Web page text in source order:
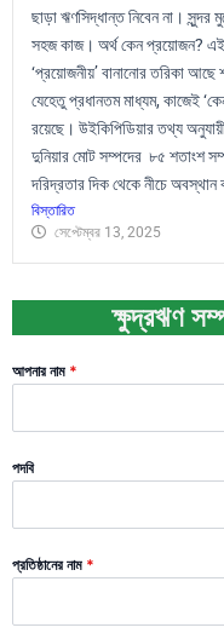
ছাড়া ঋণসিদ্ধান্ত নিবেন না। সুন্দর
সহজ কাজ। অর্থ কেন প্রয়োজন?
‘প্রয়োজনীয়’ বানানোর তরিকা
যেহেতু প্রধানতম মাধ্যম, কাজেই
রয়েছে। উইকিপিডিয়ার তথ্য
দুনিয়ার মোট সম্পদের ৮৫ শতাংশ
দরিদ্রতার দিক থেকে নীচে
বিস্তারিত
সেপ্টেম্বর 13, 2025
ক্ষুদ্রঋণ
আপনার নাম *
পদবি
প্রতিষ্ঠানের নাম *